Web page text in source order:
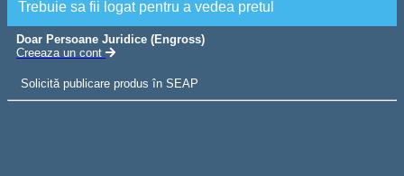
Trebuie sa fii logat pentru a vedea pretul
Doar Persoane Juridice (Engross)
Creeaza un cont
Solicită publicare produs în SEAP